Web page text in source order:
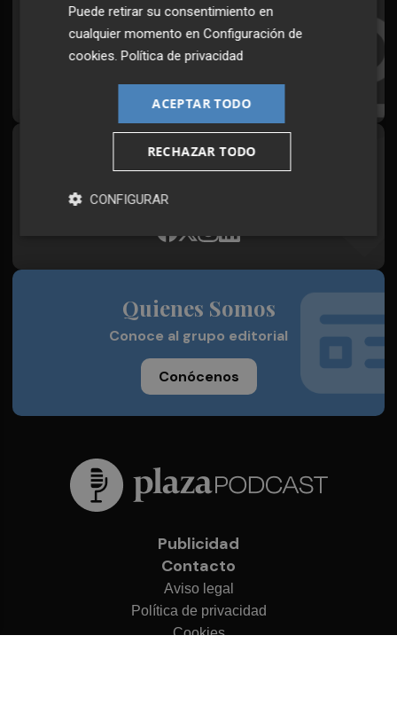
Suscríbete al Boletín
Todos los días a primera hora en tu email
¡Quiero suscribirme!
Síguenos en redes
Plaza Podcast, desde cualquier medio
Quienes Somos
Conoce al grupo editorial
Conócenos
Publicidad
Contacto
Aviso legal
Política de privacidad
Cookies
Puede retirar su consentimiento en
cualquier momento enConfiguración de
cookies.Política de privacidad
ACEPTAR TODO
RECHAZAR TODO
CONFIGURAR